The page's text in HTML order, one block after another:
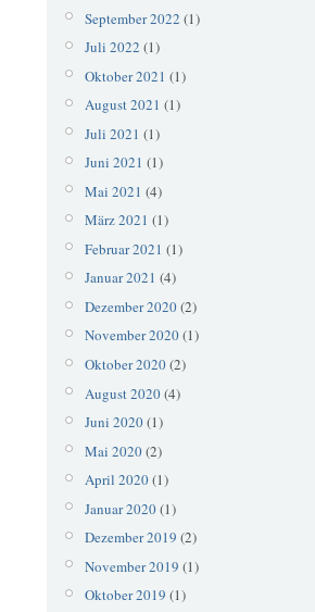
September 2022 (1)
Juli 2022 (1)
Oktober 2021 (1)
August 2021 (1)
Juli 2021 (1)
Juni 2021 (1)
Mai 2021 (4)
März 2021 (1)
Februar 2021 (1)
Januar 2021 (4)
Dezember 2020(2)
November 2020(1)
Oktober 2020(2)
August 2020(4)
Juni 2020(1)
Mai 2020(2)
April 2020(1)
Januar 2020(1)
Dezember 2019 (2)
November 2019 (1)
Oktober 2019 (1)